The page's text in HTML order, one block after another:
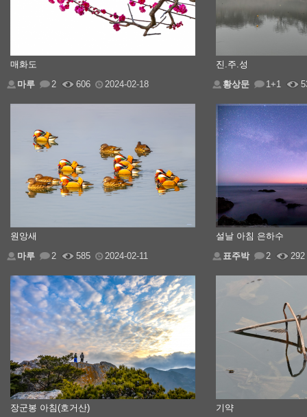
매화도
마루
2 606 2024-02-18
진.주.성
황상문
1+1
원앙새
마루
2 585 2024-02-11
설날 아침 은하수
표주박
2 292
장군봉 아침(호거산)
기약